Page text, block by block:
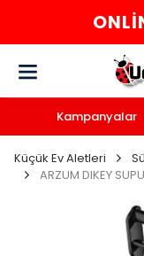
Kampanyalar
Küçük Ev Aletleri
ARZUM DIKEY